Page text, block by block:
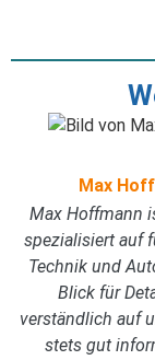
Max
Max Hoffmann
spezialisiert auf
Technik und
Blick für
verständlich auf
stets gut